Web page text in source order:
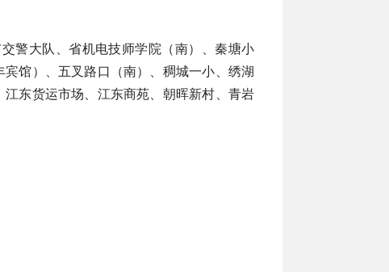
警大队、省机电技师学院（南）、秦塘小
馆）、五叉路口（南）、稠城一小、绣湖
东货运市场、江东商苑、朝晖新村、青岩